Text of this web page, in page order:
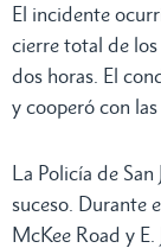
El incidente
cierre total de
dos horas. El
y cooperó con
La Policía de
suceso. Durante
McKee Road y